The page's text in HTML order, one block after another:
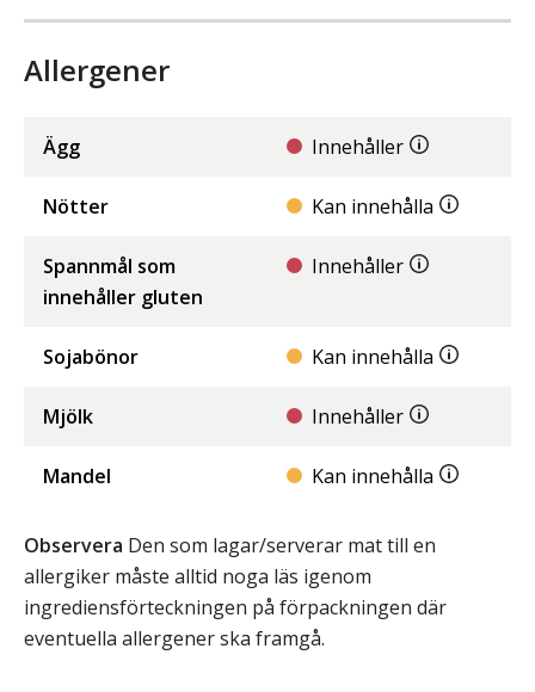
Allergener
Ägg Innehåller
Nötter Kan innehålla
Spannmål som
innehåller gluten
Innehåller
Sojabönor Kan innehålla
Mjölk Innehåller
Mandel Kan innehålla
Observera Den som lagar/serverar mat till en
allergiker måste alltid noga läs igenom
ingrediensförteckningen på förpackningen där
eventuella allergener ska framgå.